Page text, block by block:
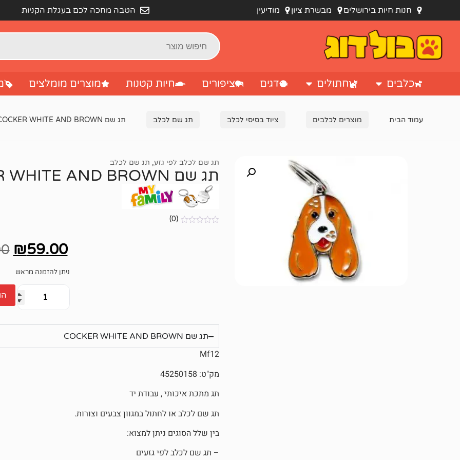
חנות חיות בירושלים מבשרת ציון מודיעין הטבה מחכה לכם בעגלת הקניות
כלבים חתולים דגים ציפורים חיות קטנות מוצרים מומלצים
עמוד הבית מוצרים לכלבים ציוד בסיסי לכלב תג שם לכלב תג שם COCKER WHITE AND BROWN
תג שם לכלב לפי גזע, תג שם לכלב
תג שם COCKER WHITE AND BROWN
(0)
₪59.00
ניתן להזמנה מראש
תג שם COCKER WHITE AND BROWN
Mf12
מק"ט: 45250158
תג מתכת איכותי , עבודת יד
תג שם לכלב או לחתול במגוון צבעים וצורות.
בין שלל הסוגים ניתן למצוא:
– תג שם לכלב לפי גזעים